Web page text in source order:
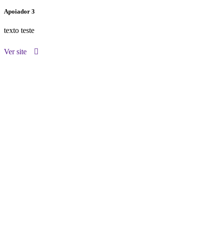
Apoiador 3
texto teste
Ver site